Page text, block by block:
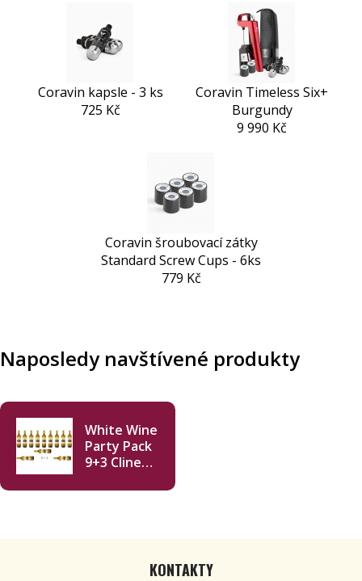
Coravin kapsle - 3 ks
725 Kč
Coravin Timeless Six+
Burgundy
9 990 Kč
Coravin šroubovací zátky
Standard Screw Cups - 6ks
779 Kč
Naposledy navštívené produkty
White Wine
Party Pack
9+3 Cline
Farmhouse
KONTAKTY